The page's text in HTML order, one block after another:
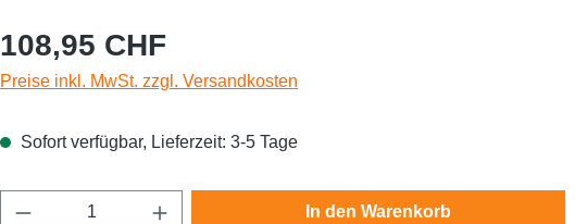
Regulärer Preis:
108,95 CHF
Preise inkl. MwSt. zzgl. Versandkosten
Sofort verfügbar, Lieferzeit: 3-5 Tage
Produkt Anzahl: Gib den gewünschten Wert ein
In den Warenkorb